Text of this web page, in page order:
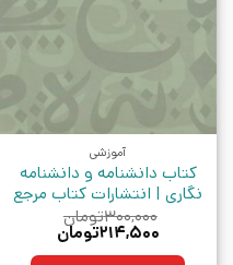
آموزشی
کتاب دانشنامه و دانشنامه
نگاری | انتشارات کتاب مرجع
۳۰۰,۰۰۰تومان
قیمت
۲۱۴,۵۰۰تومان